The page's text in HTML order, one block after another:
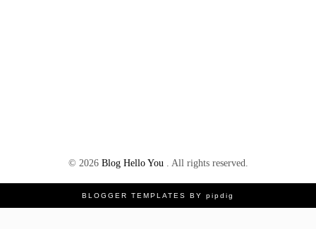
© 2026 Blog Hello You . All rights reserved.
BLOGGER TEMPLATES BY pipdig